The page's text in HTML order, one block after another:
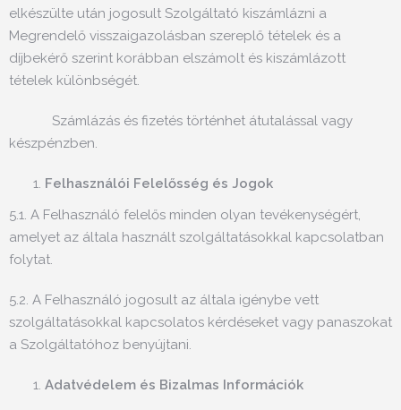
elkészülte után jogosult Szolgáltató kiszámlázni a
Megrendelő visszaigazolásban szereplő tételek és a
díjbekérő szerint korábban elszámolt és kiszámlázott
tételek különbségét.
Számlázás és fizetés történhet átutalással vagy
készpénzben.
Felhasználói Felelősség és Jogok
5.1. A Felhasználó felelős minden olyan tevékenységért,
amelyet az általa használt szolgáltatásokkal kapcsolatban
folytat.
5.2. A Felhasználó jogosult az általa igénybe vett
szolgáltatásokkal kapcsolatos kérdéseket vagy panaszokat
a Szolgáltatóhoz benyújtani.
Adatvédelem és Bizalmas Információk